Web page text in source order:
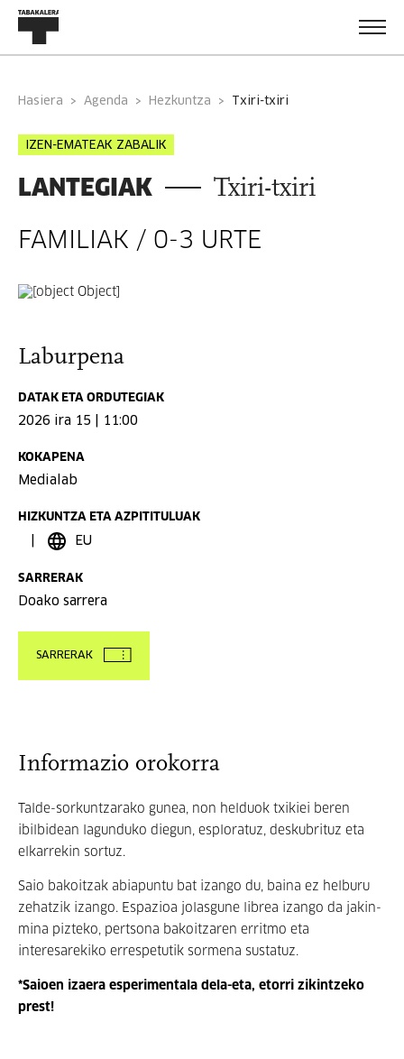
Hasiera Agenda Hezkuntza txiri-txiri
IZEN-EMATEAK ZABALIK
LANTEGIAK Txiri-txiri
FAMILIAK / 0-3 URTE
Laburpena
DATAK ETA ORDUTEGIAK
2026 ira 15 | 11:00
KOKAPENA
Medialab
HIZKUNTZA ETA AZPITITULUAK
EU
SARRERAK
Doako sarrera
SARRERAK
Informazio orokorra
Talde-sorkuntzarako gunea, non helduok txikiei beren
ibilbidean lagunduko diegun, esploratuz, deskubrituz eta
elkarrekin sortuz.
Saio bakoitzak abiapuntu bat izango du, baina ez helburu
zehatzik izango. Espazioa jolasgune librea izango da jakin-
mina pizteko, pertsona bakoitzaren erritmo eta
interesarekiko errespetutik sormena sustatuz.
*Saioen izaera esperimentala dela-eta, etorri zikintzeko
prest!